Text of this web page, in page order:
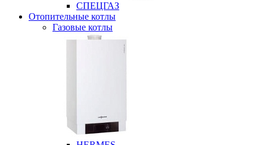
СПЕЦГАЗ
Отопительные котлы
Газовые котлы